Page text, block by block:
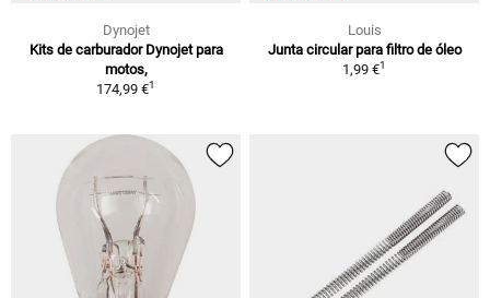
Dynojet
Kits de carburador Dynojet para
motos,
174,99 €1
Louis
Junta circular para filtro de óleo
1,99 €1